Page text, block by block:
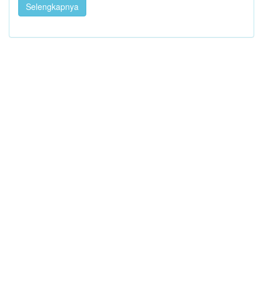
Selengkapnya